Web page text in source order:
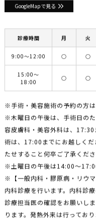
GoogleMapで見る
診療時間 月 火
9:00〜12:00 ○ ○
15:00〜
18:00
○ ○
※手術・美容施術の予約の方
※木曜日の午後は、手術日の
容皮膚科・美容外科は、
術は、17:00までにお越しく
たせすること何卒ご了承くだ
※土曜日の午後は14:00〜
※【一般内科・膠原病・リウ
内科診療を行います。内科診
診療担当医の確認をお願いし
ります。発熱外来は行っており